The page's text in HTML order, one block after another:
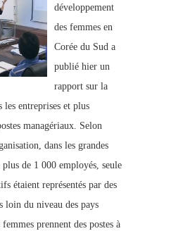
développement
des femmes en
Corée du Sud a
publié hier un
rapport sur la
les entreprises et plus
managériaux. Selon
dans les grandes
plus de 1 000 employés, seule
étaient représentés par des
loin du niveau des pays
prennent des postes à